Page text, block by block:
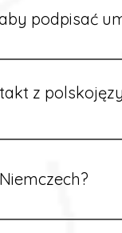
podpisać
Dzięki temu
z
w